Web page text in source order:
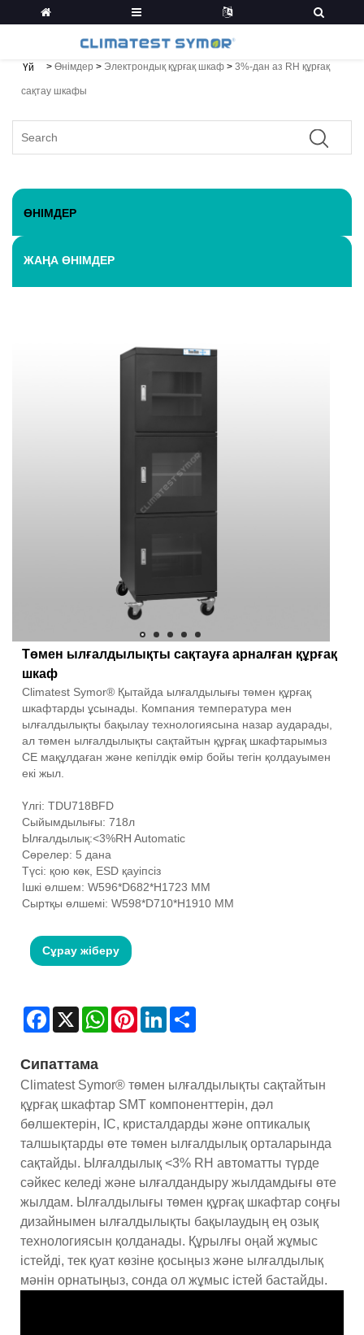
Үй > Өнімдер > Электрондық құрғақ шкаф > 3%-дан аз RH құрғақ
сақтау шкафы
ӨНІМДЕР
ЖАҢА ӨНІМДЕР
Төмен ылғалдылықты сақтауға арналған құрғақ
шкаф
Climatest Symor® Қытайда ылғалдылығы төмен құрғақ
шкафтарды ұсынады. Компания температура мен
ылғалдылықты бақылау технологиясына назар аударады,
ал төмен ылғалдылықты сақтайтын құрғақ шкафтарымыз
CE мақұлдаған және кепілдік өмір бойы тегін қолдауымен
екі жыл.
Үлгі: TDU718BFD
Сыйымдылығы: 718л
Ылғалдылық:<3%RH Automatic
Сөрелер: 5 дана
Түсі: қою көк, ESD қауіпсіз
Ішкі өлшем: W596*D682*H1723 MM
Сыртқы өлшемі: W598*D710*H1910 MM
Сұрау жіберу
Facebook
X WhatsAppPinterestLinkedIn
Сипаттама
Climatest Symor® төмен ылғалдылықты сақтайтын
құрғақ шкафтар SMT компоненттерін, дәл
бөлшектерін, IC, кристалдарды және оптикалық
талшықтарды өте төмен ылғалдылық орталарында
сақтайды. Ылғалдылық <3% RH автоматты түрде
сәйкес келеді және ылғалдандыру жылдамдығы өте
жылдам. Ылғалдылығы төмен құрғақ шкафтар соңғы
дизайнымен ылғалдылықты бақылаудың ең озық
технологиясын қолданады. Құрылғы оңай жұмыс
істейді, тек қуат көзіне қосыңыз және ылғалдылық
мәнін орнатыңыз, сонда ол жұмыс істей бастайды.